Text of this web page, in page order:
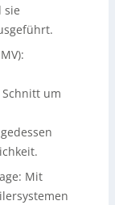
sie
um
Mit